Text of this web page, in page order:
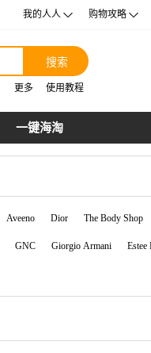
我的人人 购物攻略
搜索
更多 使用教程
一键海淘
Aveeno Dior The Body Shop
GNC Giorgio Armani Estee